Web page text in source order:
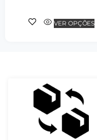
VER OPÇÕES